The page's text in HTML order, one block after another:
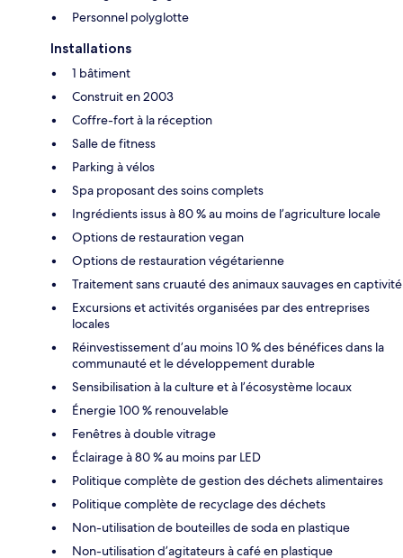
Personnel polyglotte
Installations
1 bâtiment
Construit en 2003
Coffre-fort à la réception
Salle de fitness
Parking à vélos
Spa proposant des soins complets
Ingrédients issus à 80 % au moins de l’agriculture locale
Options de restauration vegan
Options de restauration végétarienne
Traitement sans cruauté des animaux sauvages en captivité
Excursions et activités organisées par des entreprises
locales
Réinvestissement d’au moins 10 % des bénéfices dans la
communauté et le développement durable
Sensibilisation à la culture et à l’écosystème locaux
Énergie 100 % renouvelable
Fenêtres à double vitrage
Éclairage à 80 % au moins par LED
Politique complète de gestion des déchets alimentaires
Politique complète de recyclage des déchets
Non-utilisation de bouteilles de soda en plastique
Non-utilisation d’agitateurs à café en plastique